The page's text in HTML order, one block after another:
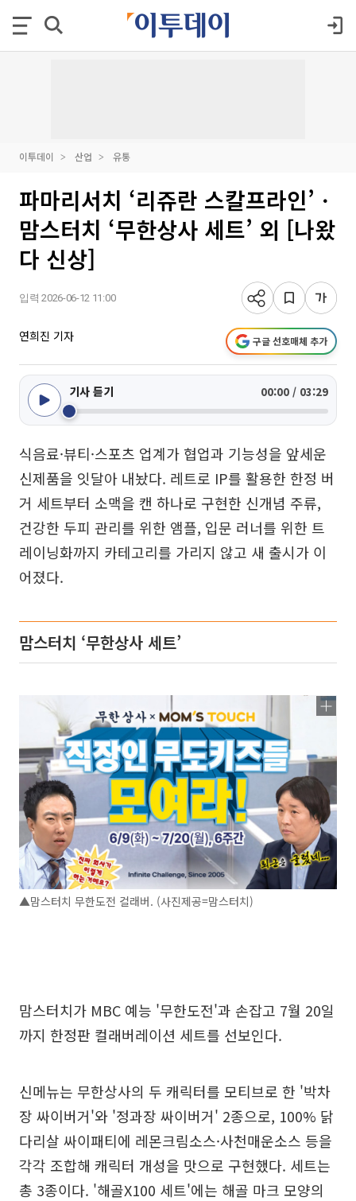
이투데이 산업 유통
파마리서치 ‘리쥬란 스칼프라인’ㆍ
맘스터치 ‘무한상사 세트’ 외 [나왔
다 신상]
입력 2026-06-12 11:00
연희진 기자 구글 선호매체 추가
기사 듣기 00:00 / 03:29
식음료·뷰티·스포츠 업계가 협업과 기능성을 앞세운
신제품을 잇달아 내놨다. 레트로 IP를 활용한 한정 버
거 세트부터 소맥을 캔 하나로 구현한 신개념 주류,
건강한 두피 관리를 위한 앰플, 입문 러너를 위한 트
레이닝화까지 카테고리를 가리지 않고 새 출시가 이
어졌다.
맘스터치 ‘무한상사 세트’
▲맘스터치 무한도전 컬래버. (사진제공=맘스터치)
맘스터치가 MBC 예능 '무한도전'과 손잡고 7월 20일
까지 한정판 컬래버레이션 세트를 선보인다.
신메뉴는 무한상사의 두 캐릭터를 모티브로 한 '박차
장 싸이버거'와 '정과장 싸이버거' 2종으로, 100% 닭
다리살 싸이패티에 레몬크림소스·사천매운소스 등을
각각 조합해 캐릭터 개성을 맛으로 구현했다. 세트는
총 3종이다. '해골X100 세트'에는 해골 마크 모양의